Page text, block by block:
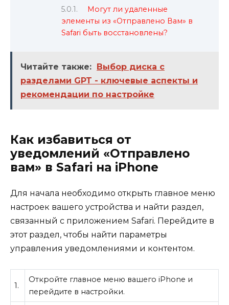
Могут ли удаленные
элементы из «Отправлено Вам» в
Safari быть восстановлены?
Читайте также: Выбор диска с
разделами GPT - ключевые аспекты и
рекомендации по настройке
Как избавиться от
уведомлений «Отправлено
вам» в Safari на iPhone
Для начала необходимо открыть главное меню
настроек вашего устройства и найти раздел,
связанный с приложением Safari. Перейдите в
этот раздел, чтобы найти параметры
управления уведомлениями и контентом.
1.
Откройте главное меню вашего iPhone и
перейдите в настройки.